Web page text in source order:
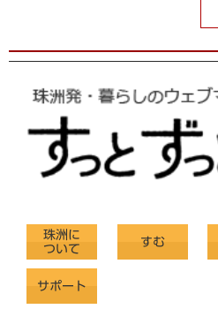
珠洲に
ついて
すむ
サポート